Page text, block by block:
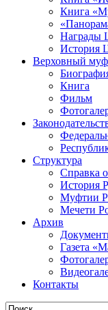
Книга
Награды
История
Верховный
Книга
Фильм
Структура
Справка
История
Муфтии
Мечети
Архив
Газета
Контакты